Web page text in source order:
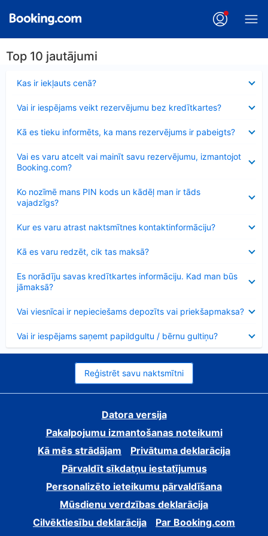
Top 10 jautājumi
Kas ir iekļauts cenā?
Vai ir iespējams veikt rezervējumu bez kredītkartes?
Kā es tieku informēts, ka mans rezervējums ir pabeigts?
Vai es varu atcelt vai mainīt savu rezervējumu, izmantojot
Booking.com?
Ko nozīmē mans PIN kods un kādēļ man ir tāds
vajadzīgs?
Kur es varu atrast naktsmītnes kontaktinformāciju?
Kā es varu redzēt, cik tas maksā?
Es norādīju savas kredītkartes informāciju. Kad man būs
jāmaksā?
Vai viesnīcai ir nepieciešams depozīts vai priekšapmaksa?
Vai ir iespējams saņemt papildgultu / bērnu gultiņu?
Reģistrēt savu naktsmītni
Datora versija
Pakalpojumu izmantošanas noteikumi
Kā mēs strādājam
Privātuma deklarācija
Pārvaldīt sīkdatņu iestatījumus
Personalizēto ieteikumu pārvaldīšana
Mūsdienu verdzības deklarācija
Cilvēktiesību deklarācija
Par Booking.com